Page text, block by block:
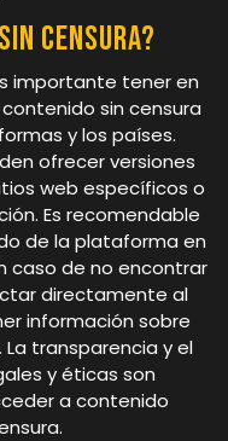
censura?
importante tener en
sin censura
y los países.
ofrecer versiones
web específicos o
Es recomendable
de la plataforma en
caso de no encontrar
directamente al
información sobre
transparencia y el
y éticas son
a contenido